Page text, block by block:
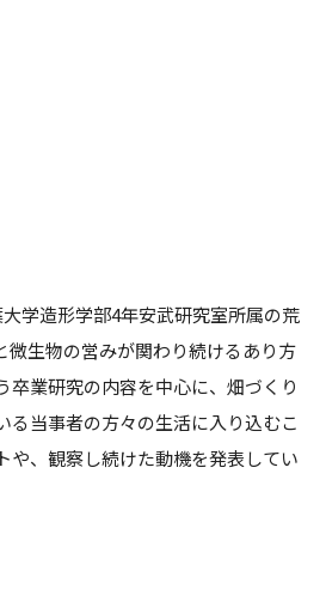
学造形学部4年安武研究室所属の荒
微生物の営みが関わり続けるあり方
卒業研究の内容を中心に、畑づくり
る当事者の方々の生活に入り込むこ
や、観察し続けた動機を発表してい